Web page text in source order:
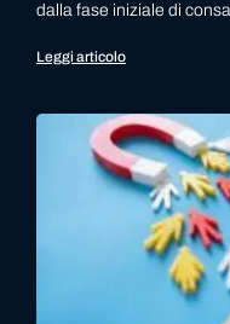
dalla fase iniziale di
Leggi articolo